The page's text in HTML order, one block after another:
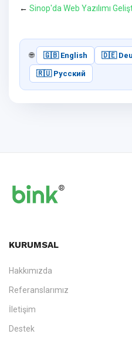
← Sinop'da Web Yazılımı
🌐 🇬🇧 English 🇩🇪
🇷🇺 Русский
KURUMSAL
Hakkımızda
Referanslarımız
İletişim
Destek